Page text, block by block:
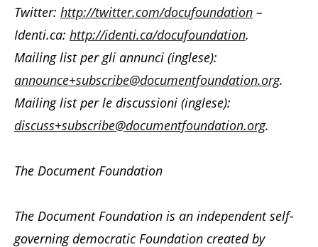
Twitter: http://twitter.com/docufoundation –
Identi.ca: http://identi.ca/docufoundation.
Mailing list per gli annunci (inglese):
announce+subscribe@documentfoundation.org.
Mailing list per le discussioni (inglese):
discuss+subscribe@documentfoundation.org.
The Document Foundation
The Document Foundation is an independent self-
governing democratic Foundation created by